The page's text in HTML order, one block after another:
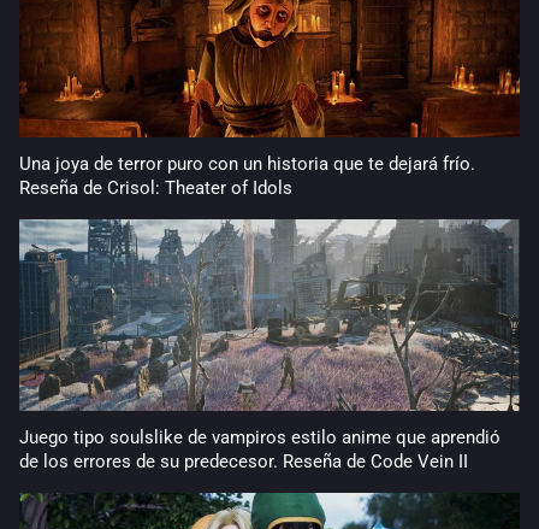
Una joya de terror puro con un historia que te dejará frío.
Reseña de Crisol: Theater of Idols
Juego tipo soulslike de vampiros estilo anime que aprendió
de los errores de su predecesor. Reseña de Code Vein II